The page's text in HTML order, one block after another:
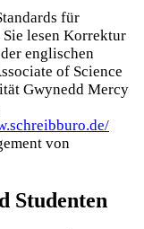
für
lesen Korrektur
englischen
of Science
Gwynedd Mercy
von
Studenten